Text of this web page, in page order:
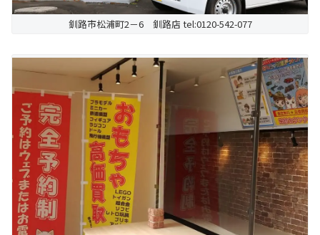
釧路市松浦町2－6 釧路店 tel:0120-542-077